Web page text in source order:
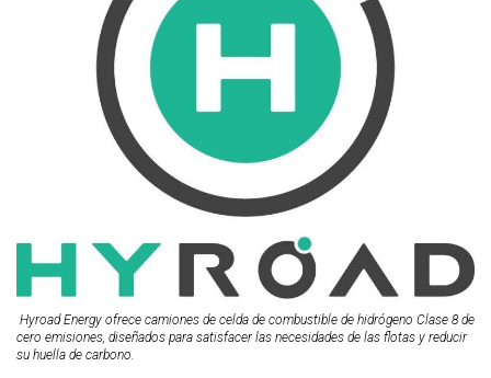
Hyroad Energy ofrece camiones de celda de combustible de hidrógeno Clase 8 de
cero emisiones, diseñados para satisfacer las necesidades de las flotas y reducir
su huella de carbono.